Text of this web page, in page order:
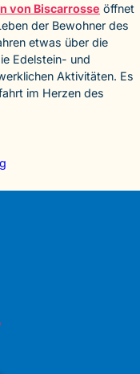
von Biscarrosse öffnet
der Bewohner des
etwas über die
Edelstein- und
Aktivitäten. Es
im Herzen des